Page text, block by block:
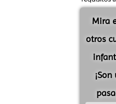
Mira
otros